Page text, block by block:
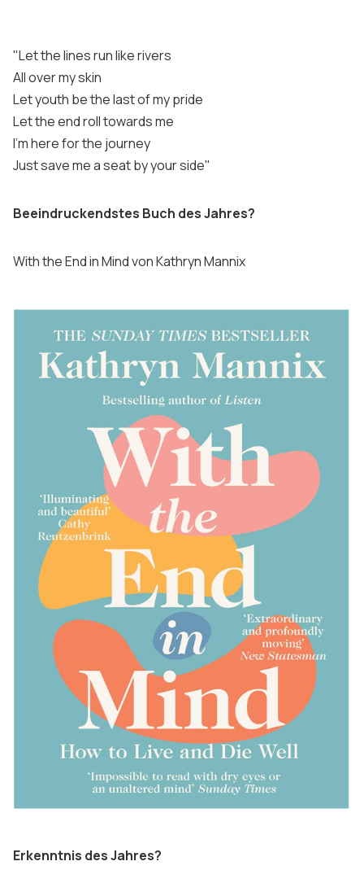
"Let the lines run like rivers
All over my skin
Let youth be the last of my pride
Let the end roll towards me
I’m here for the journey
Just save me a seat by your side"
Beeindruckendstes Buch des Jahres?
With the End in Mind von Kathryn Mannix
Erkenntnis des Jahres?